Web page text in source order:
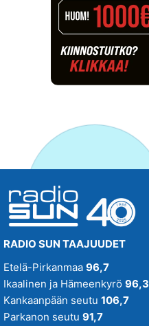
RADIO SUN TAAJUUDET
Etelä-Pirkanmaa 96,7
Ikaalinen ja Hämeenkyrö 96,3
Kankaanpään seutu 106,7
Parkanon seutu 91,7